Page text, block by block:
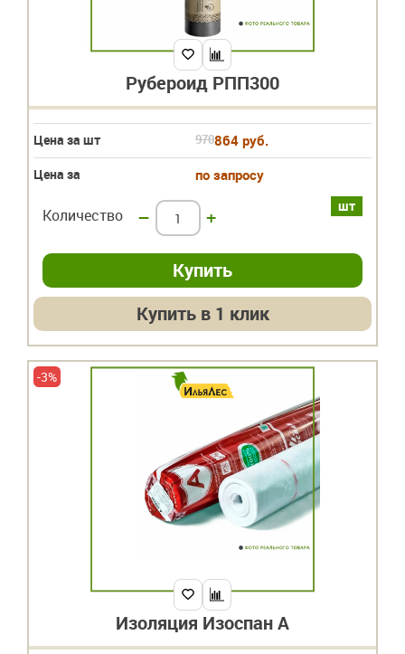
Рубероид РПП300
Цена за шт 970864 руб.
Цена за по запросу
шт
Количество – +
Купить в 1 клик
-3%
Изоляция Изоспан А